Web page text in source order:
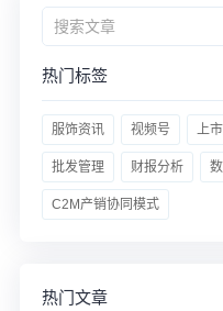
热门标签
服饰资讯 视频号 上
批发管理 财报分析
C2M产销协同模式
热门文章